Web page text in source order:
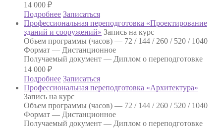
14 000 ₽
Подробнее Записаться
Профессиональная переподготовка «Проектирование
зданий и сооружений» Запись на курс
Объем программы (часов) — 72 / 144 / 260 / 520 / 1040
Формат — Дистанционное
Получаемый документ — Диплом о переподготовке
14 000 ₽
Подробнее Записаться
Профессиональная переподготовка «Архитектура»
Запись на курс
Объем программы (часов) — 72 / 144 / 260 / 520 / 1040
Формат — Дистанционное
Получаемый документ — Диплом о переподготовке